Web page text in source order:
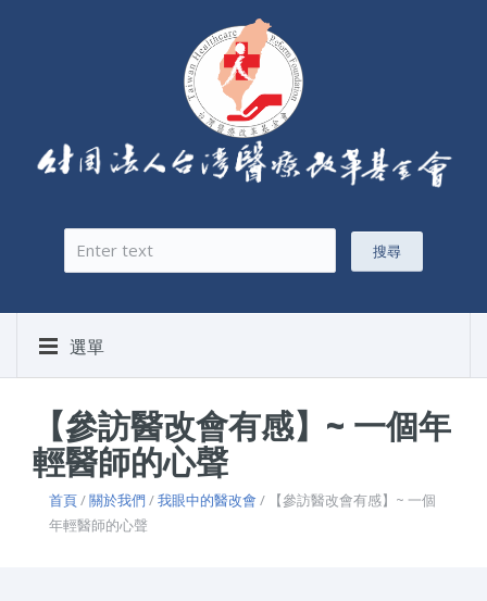
搜尋表單
搜尋
選單
【參訪醫改會有感】~ 一個年
輕醫師的心聲
首頁/關於我們 /我眼中的醫改會 / 【參訪醫改會有感】~ 一個
年輕醫師的心聲